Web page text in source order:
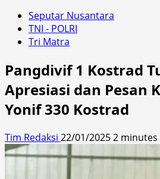
Seputar Nusantara
TNI - POLRI
Tri Matra
Pangdivif 1 Kostrad
Apresiasi dan Pesan
Yonif 330 Kostrad
Tim Redaksi 22/01/20252 minutes